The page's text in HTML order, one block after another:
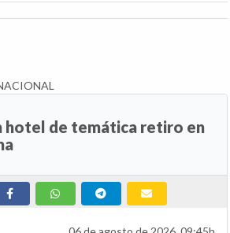
hotel de temática retiro en